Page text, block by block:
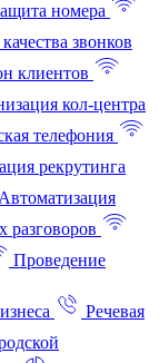
номера
звонков
клиентов
кол-центра
телефония
рекрутинга
Автоматизация
разговоров
Проведение
Речевая